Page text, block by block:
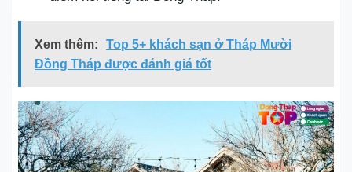
Xem thêm:
Top 5+ khách sạn ở Tháp Mười
Đồng Tháp được đánh giá tốt